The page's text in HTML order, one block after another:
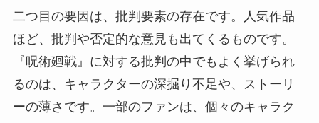
二つ目の要因は、批判要素の存在です。人気作品
ほど、批判や否定的な意見も出てくるものです。
『呪術廻戦』に対する批判の中でもよく挙げられ
るのは、キャラクターの深掘り不足や、ストーリ
ーの薄さです。一部のファンは、個々のキャラク